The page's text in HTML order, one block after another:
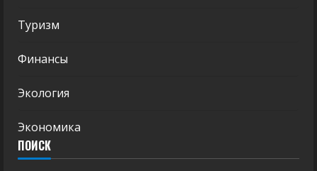
Туризм
Финансы
Экология
Экономика
ПОИСК